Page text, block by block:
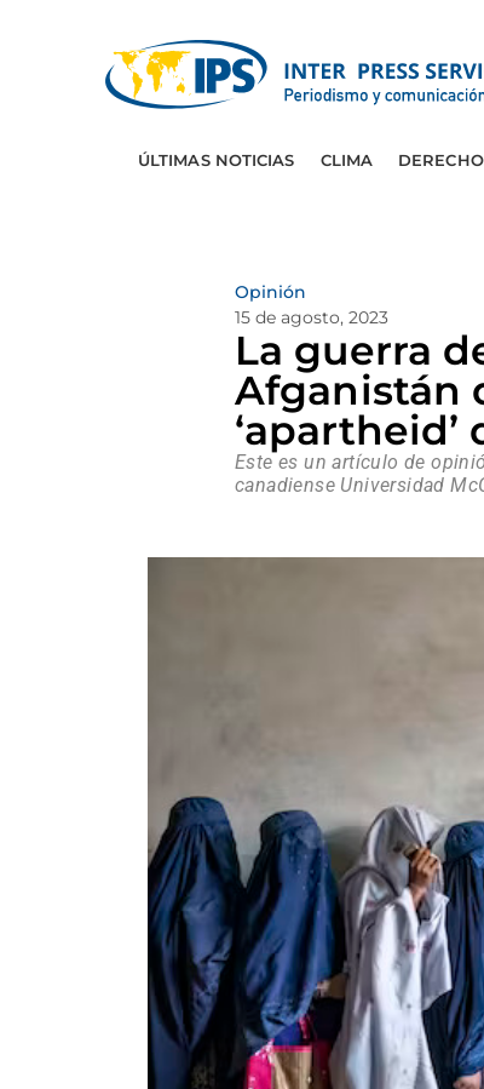
ÚLTIMAS NOTICIAS CLIMA
Opinión
15 de agosto, 2023
La guerra
Afganistán
Este es un artículo de
canadiense Universidad